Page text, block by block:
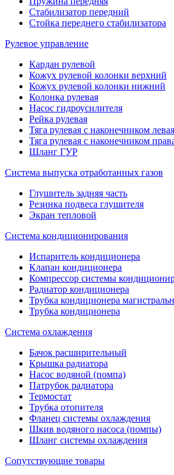
Стабилизатор передний
Стойка переднего стабилизатора
Рулевое управление
Кардан рулевой
Кожух рулевой колонки верхний
Кожух рулевой колонки нижний
Колонка рулевая
Насос гидроусилителя
Рейка рулевая
Тяга рулевая с наконечником левая
Тяга рулевая с наконечником
Шланг ГУР
Система выпуска отработанных газов
Глушитель задняя часть
Резинка подвеса глушителя
Экран тепловой
Система кондиционирования
Испаритель кондиционера
Клапан кондиционера
Компрессор системы
Радиатор кондиционера
Трубка кондиционера
Трубка кондиционера
Система охлаждения
Бачок расширительный
Крышка радиатора
Насос водяной (помпа)
Патрубок радиатора
Термостат
Трубка отопителя
Фланец системы охлаждения
Шкив водяного насоса (помпы)
Шланг системы охлаждения
Сопутствующие товары